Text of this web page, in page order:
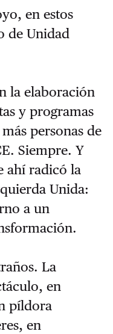
en estos
de Unidad
la elaboración
y programas
personas de
Siempre. Y
ahí radicó la
Unida:
a un
La
en
píldora
en